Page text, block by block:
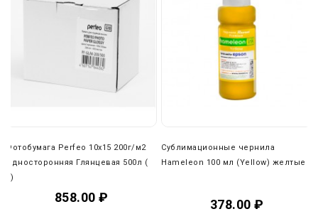
Фотобумага Perfeo 10x15 200г/м2
Односторонняя Глянцевая 500л (
8)
858.00 ₽
Сублимационные чернила
Hameleon 100 мл (Yellow) желтые
378.00 ₽